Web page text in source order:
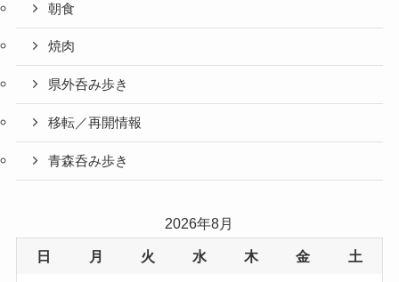
朝食
焼肉
県外呑み歩き
移転／再開情報
青森呑み歩き
2026年8月
日 月 火 水 木 金 土